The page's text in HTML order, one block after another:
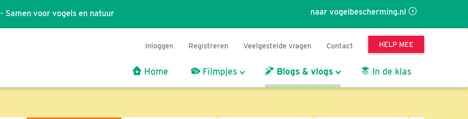
naar vogelbescherming.nl
- Samen voor vogels en natuur
Inloggen Registreren Veelgestelde vragen Contact HELP MEE
Home Filmpjes Blogs & vlogs In de klas